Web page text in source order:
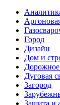
Город
Дизайн
Дом и
Дорожное
Дуговая
Загород
Защита и